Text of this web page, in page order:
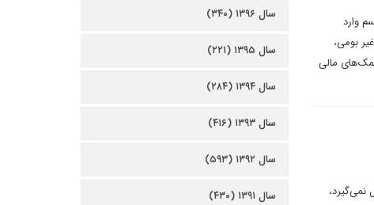
وارد
بومی،
کمک‌های مالی
نمی‌گیرد،
سال ۱۳۹۶ (۳۴۰)
سال ۱۳۹۵ (۲۲۱)
سال ۱۳۹۴ (۲۸۴)
سال ۱۳۹۳ (۴۱۶)
سال ۱۳۹۲ (۵۹۳)
سال ۱۳۹۱ (۴۳۰)